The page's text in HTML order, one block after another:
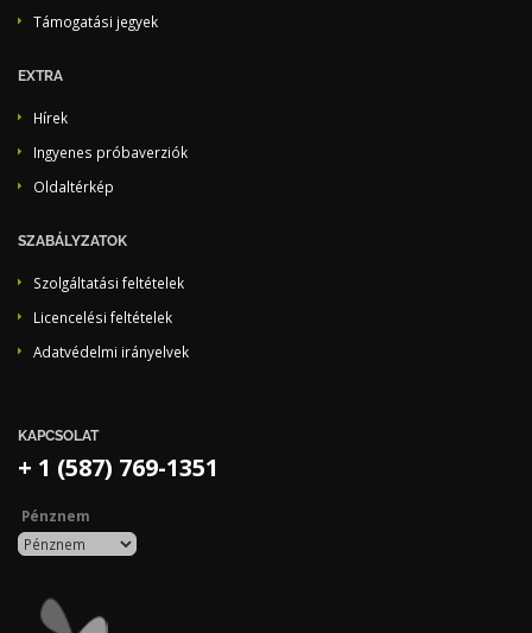
Támogatási jegyek
EXTRA
Hírek
Ingyenes próbaverziók
Oldaltérkép
SZABÁLYZATOK
Szolgáltatási feltételek
Licencelési feltételek
Adatvédelmi irányelvek
KAPCSOLAT
+ 1 (587) 769-1351
Pénznem